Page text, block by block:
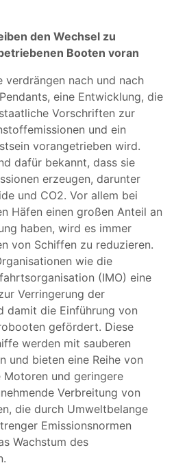
den Wechsel zu
Booten voran
nach und nach
eine Entwicklung, die
Vorschriften zur
und ein
vorangetrieben wird.
dafür bekannt, dass sie
erzeugen, darunter
und CO2. Vor allem bei
Häfen einen großen Anteil an
haben, wird es immer
von Schiffen zu reduzieren.
wie die
(IMO) eine
Verringerung der
damit die Einführung von
gefördert. Diese
werden mit sauberen
und bieten eine Reihe von
und geringere
Verbreitung von
die durch Umweltbelange
Emissionsnormen
Wachstum des